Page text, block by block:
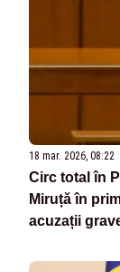
18 mar. 2026, 08:22
Circ total în
Miruță în
acuzații